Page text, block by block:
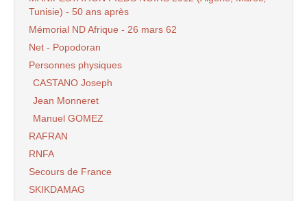
Tunisie) - 50 ans après
Mémorial ND Afrique - 26 mars 62
Net - Popodoran
Personnes physiques
CASTANO Joseph
Jean Monneret
Manuel GOMEZ
RAFRAN
RNFA
Secours de France
SKIKDAMAG